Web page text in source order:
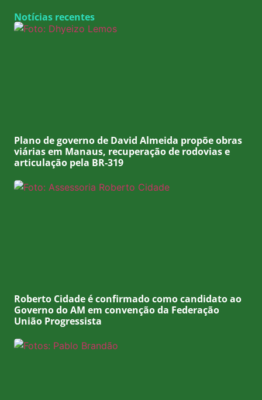
Notícias recentes
Plano de governo de David Almeida propõe obras
viárias em Manaus, recuperação de rodovias e
articulação pela BR-319
Roberto Cidade é confirmado como candidato ao
Governo do AM em convenção da Federação
União Progressista